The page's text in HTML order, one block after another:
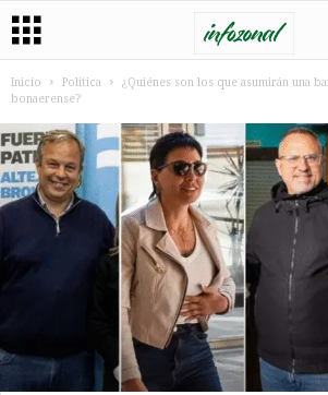
Inicio Politica
¿Quiénes son los que asumirán una
bonaerense?